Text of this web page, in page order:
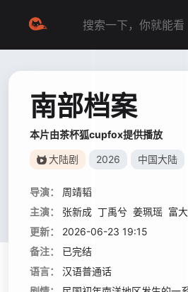
南部档案
本片由茶杯狐cupfox提供播放
大陆剧 2026 中国大陆
导演：
周靖韬
主演：
张新成 丁禹兮 姜珮瑶 富
更新：
2026-06-23 19:15
备注：
已完结
语言：
汉语普通话